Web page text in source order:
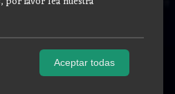
Aceptar todas